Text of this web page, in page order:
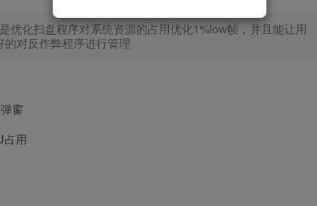
优化扫盘程序对系统资源的占用优化1%low帧，并且能让用
的对反作弊程序进行管理
窗
用